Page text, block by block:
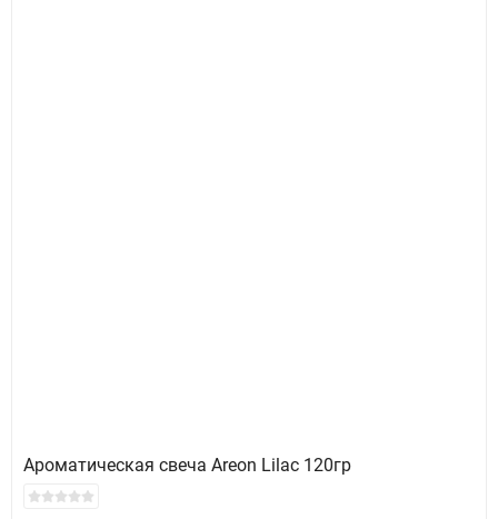
Ароматическая свеча Areon Lilac 120гр